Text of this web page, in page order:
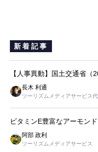
新着記事
【人事異動】国土交通省
長木 利通
ツーリズムメディアサービス
ビタミンE豊富なアーモン
阿部 政利
ツーリズムメディアサービス